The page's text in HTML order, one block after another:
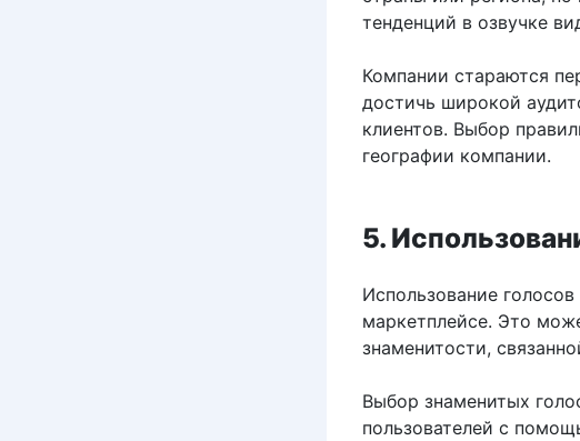
тенденций в озвучке
Компании стараются
достичь широкой
клиентов. Выбор
географии компании.
5.
Использование
маркетплейсе. Это
знаменитости,
Выбор знаменитых
пользователей с